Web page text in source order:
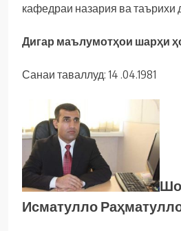
кафедраи назария ва таърихи
Дигар маълумотҳои шарҳи
Санаи таваллуд: 14 .04.1981
Исматулло